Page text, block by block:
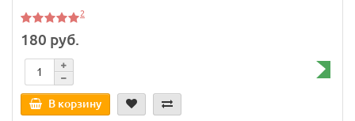
2
180 руб.
В корзину